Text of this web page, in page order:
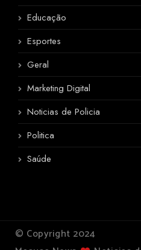
Educação
Esportes
Geral
Marketing Digital
Noticias de Policia
Politica
Saúde
© Copyright 2024